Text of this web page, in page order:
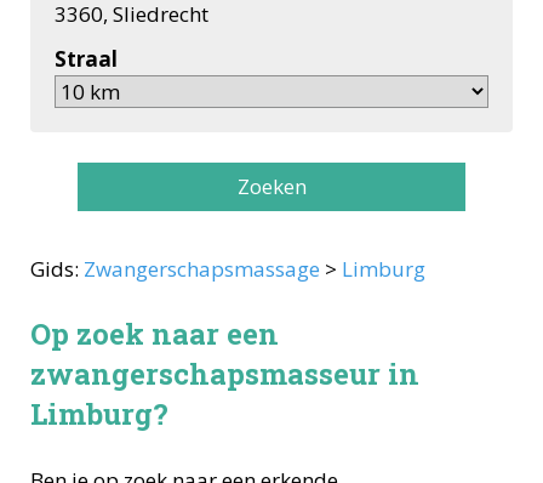
3360, Sliedrecht
Straal
Zoeken
Gids: Zwangerschapsmassage > Limburg
Op zoek naar een
zwangerschapsmasseur in
Limburg?